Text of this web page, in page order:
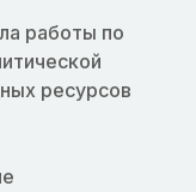
работы по
ресурсов